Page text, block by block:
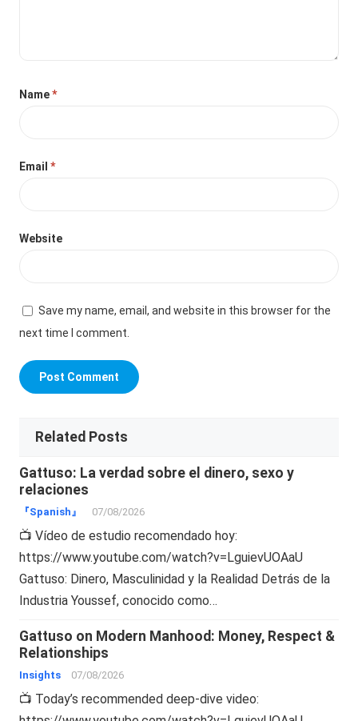
Name*
Email*
Website
Save my name, email, and website in this browser for the
next time I comment.
Related Posts
Gattuso: La verdad sobre el dinero, sexo y
relaciones
『Spanish』 07/08/2026
📺 Vídeo de estudio recomendado hoy:
https://www.youtube.com/watch?v=LguievUOAaU
Gattuso: Dinero, Masculinidad y la Realidad Detrás de la
Industria Youssef, conocido como…
Gattuso on Modern Manhood: Money, Respect &
Relationships
Insights 07/08/2026
📺 Today’s recommended deep-dive video: